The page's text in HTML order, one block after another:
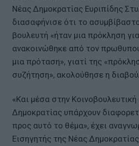
Νέας Δημοκρατίας Ευριπίδης
διασαφήνισε ότι το
βουλευτή «ήταν μια πρόκληση
ανακοινώθηκε από τον
μια πρόταση», γιατί της
συζήτηση», ακολούθησε η
«Και μέσα στην
Δημοκρατίας υπάρχουν
προς αυτό το θέμα», έχει
Εισηγητής της Νέας Δημοκρατίας